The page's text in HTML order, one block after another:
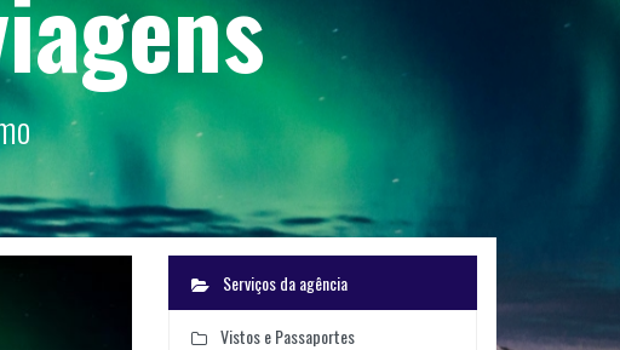
Serviços da agência
Vistos e Passaportes